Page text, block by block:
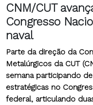
CNM/CUT
Congresso
naval
Parte da direção da
Metalúrgicos da CUT
semana participando
estratégicas no
federal, articulando